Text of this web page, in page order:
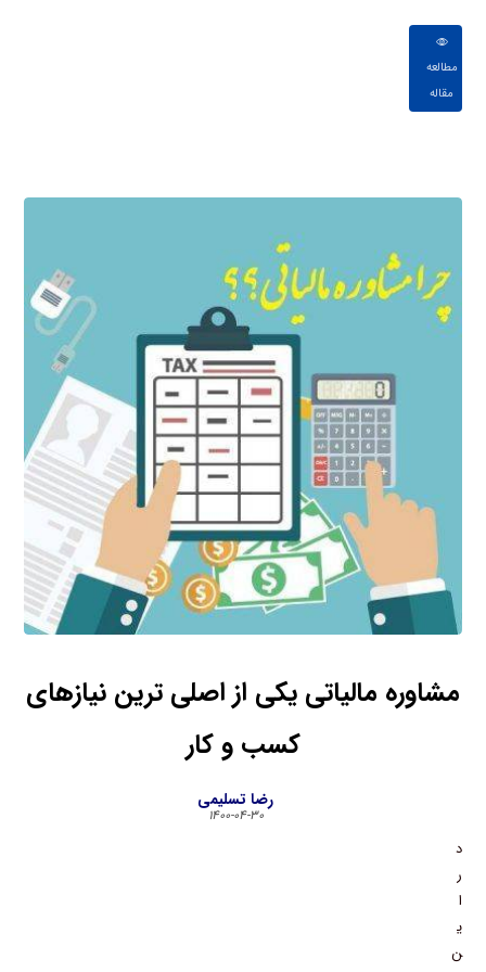
مطالعه
مقاله
مشاوره مالیاتی یکی از اصلی ترین نیازهای
کسب و کار
رضا تسلیمی
۱۴۰۰-۰۴-۳۰
د
ر
ا
ی
ن